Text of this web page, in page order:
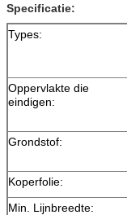
Specificatie:
Types:
Oppervlakte die
eindigen:
Grondstof:
Koperfolie:
Min. Lijnbreedte: